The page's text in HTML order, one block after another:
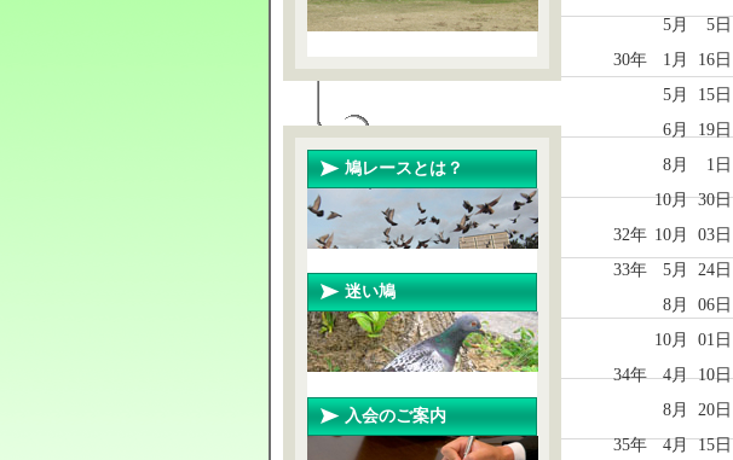
5月 5日
30年
1月 16日
5月
15日
6月
19日
8月
1日
10月 30日
32年 10月 03日
33年
5月 24日
8月
06日
10月
01日
34年
4月 10日
8月
20日
35年
4月 15日
鳩レースとは？
迷い鳩
入会のご案内